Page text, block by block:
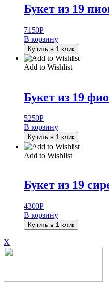
Букет из 19
7150Р
В корзину
Купить в 1 клик
Add to Wishlist
Букет из 19
5250Р
В корзину
Купить в 1 клик
Add to Wishlist
Букет из 19
4300Р
В корзину
Купить в 1 клик
X